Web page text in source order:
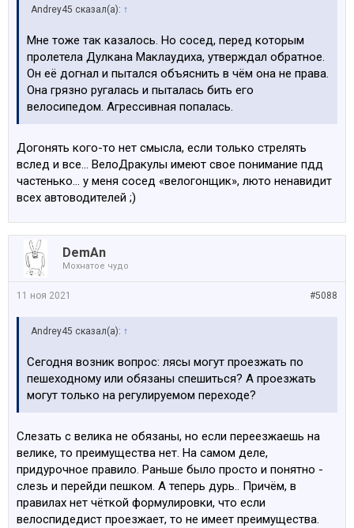
Andrey45 сказал(а): ↑
Мне тоже так казалось. Но сосед, перед которым
пролетела Дулкана Маклаудиха, утверждал обратное.
Он её догнал и пытался объяснить в чём она не права.
Она грязно ругалась и пыталась бить его
велосипедом. Агрессивная попалась.
Догонять кого-то нет смысла, если только стрелять
вслед и все… ВелоДракулы имеют свое понимание пдд
частенько… у меня сосед «велогонщик», люто ненавидит
всех автоводителей ;)
DemAn
Мохнатое чудо
#5088
11 ноя 2021
Andrey45 сказал(а): ↑
Сегодня возник вопрос: лясы могут проезжать по
пешеходному или обязаны спешиться? А проезжать
могут только на регулируемом переходе?
Слезать с велика не обязаны, но если переезжаешь на
велике, то преимущества нет. На самом деле,
придурочное правило. Раньше было просто и понятно -
слезь и перейди пешком. А теперь дурь.. Причём, в
правилах нет чёткой формулировки, что если
велоспидедист проезжает, то не имеет преимущества.